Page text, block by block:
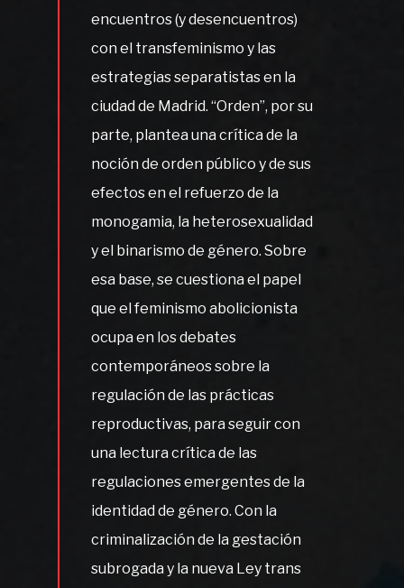
encuentros (y desencuentros)
con el transfeminismo y las
estrategias separatistas en la
ciudad de Madrid. “Orden”, por su
parte, plantea una crítica de la
noción de orden público y de sus
efectos en el refuerzo de la
monogamia, la heterosexualidad
y el binarismo de género. Sobre
esa base, se cuestiona el papel
que el feminismo abolicionista
ocupa en los debates
contemporáneos sobre la
regulación de las prácticas
reproductivas, para seguir con
una lectura crítica de las
regulaciones emergentes de la
identidad de género. Con la
criminalización de la gestación
subrogada y la nueva Ley trans